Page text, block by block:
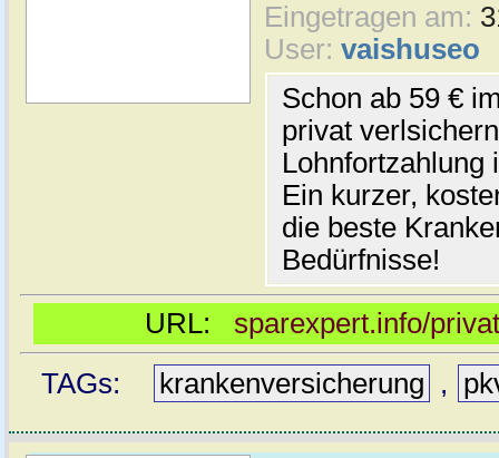
Eingetragen am:
User: vaishuseo
Schon ab 59 €
privat
Lohnfortzahlung
Ein kurzer,
die beste
Bedürfnisse!
URL: sparexpert.info/
TAGs:
krankenversicherung ,